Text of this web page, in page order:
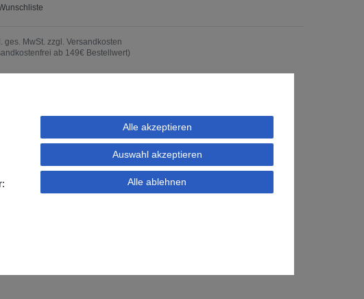
ges. MwSt. zzgl. Versandkosten
ab 149€ Bestellwert)
Alle akzeptieren
Auswahl akzeptieren
Alle ablehnen